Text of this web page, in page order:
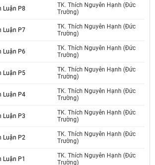
Luận P8
TK. Thích Nguyên Hạnh (Đức
Trường)
Luận P7
TK. Thích Nguyên Hạnh (Đức
Trường)
Luận P6
TK. Thích Nguyên Hạnh (Đức
Trường)
Luận P5
TK. Thích Nguyên Hạnh (Đức
Trường)
Luận P4
TK. Thích Nguyên Hạnh (Đức
Trường)
Luận P3
TK. Thích Nguyên Hạnh (Đức
Trường)
Luận P2
TK. Thích Nguyên Hạnh (Đức
Trường)
Luận P1
TK. Thích Nguyên Hạnh (Đức
Trường)